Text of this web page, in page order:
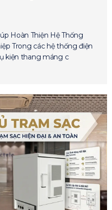
Hoàn Thiện Hệ Thống
Trong các hệ thống điện
kiện thang máng c